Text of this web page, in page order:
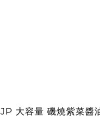
JP 大容量 磯燒紫菜醬